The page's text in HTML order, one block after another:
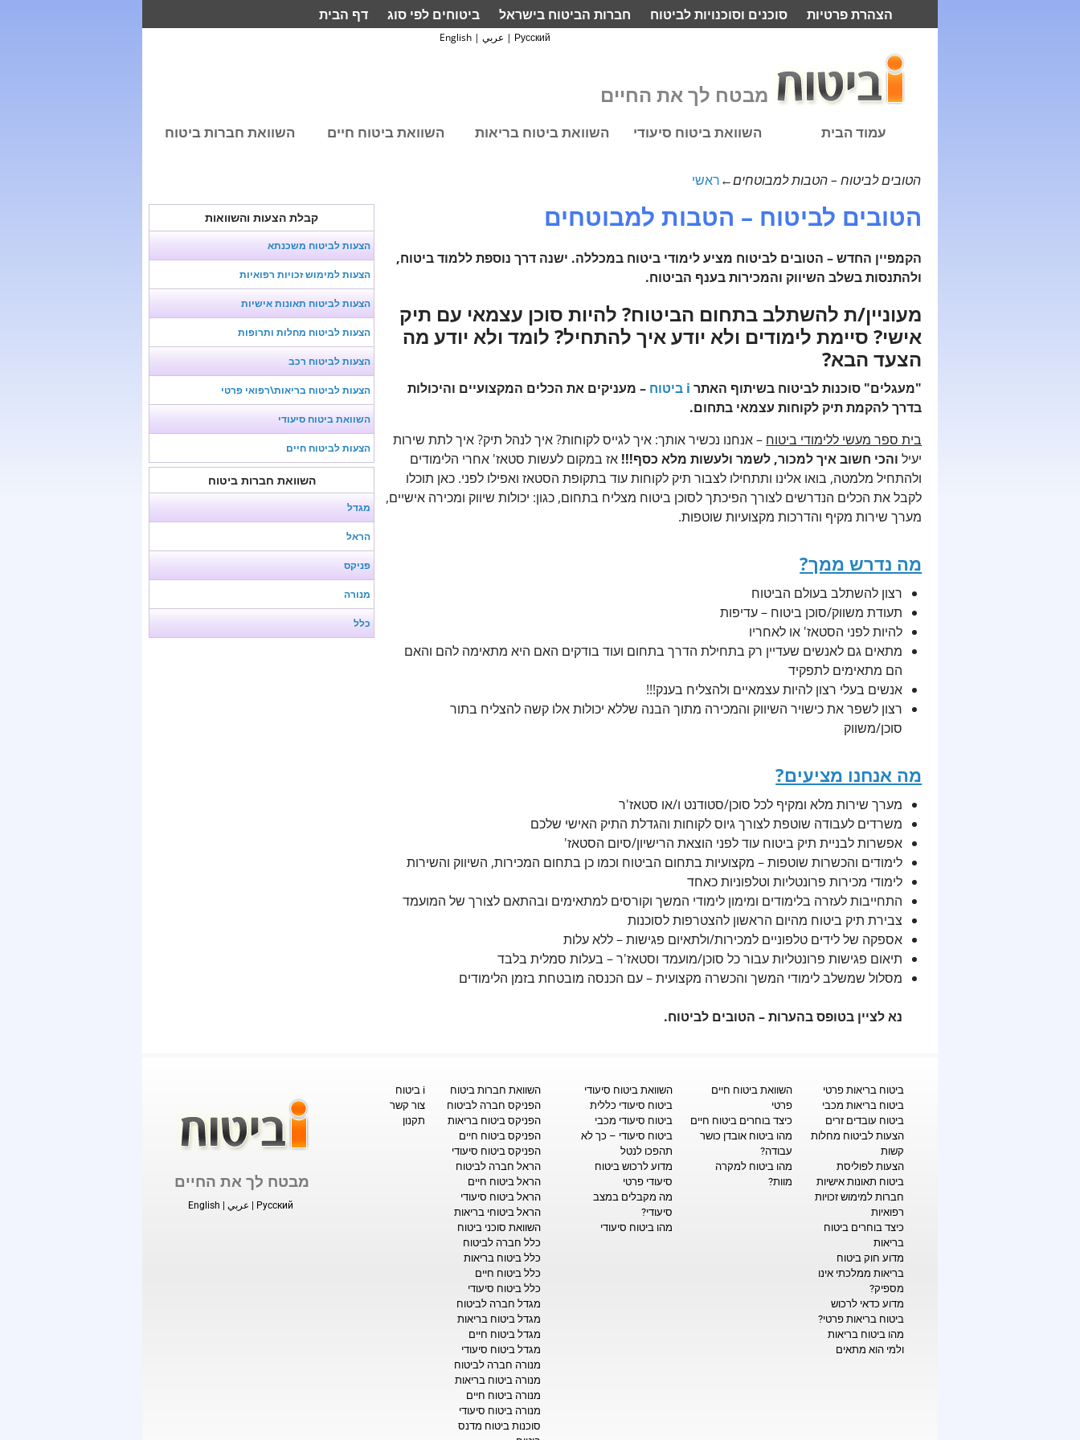
דף הבית ביטוחים לפי סוג חברות הביטוח בישראל סוכנים וסוכנויות לביטוח הצהרת פרטיות
מבטח לך את החיים
Русский
| عربي |
English
עמוד הבית השוואת ביטוח סיעודי השוואת ביטוח בריאות השוואת ביטוח חיים השוואת חברות ביטוח
הטובים לביטוח – הטבות למבוטחים←ראשי
הטובים לביטוח – הטבות למבוטחים
הקמפיין החדש – הטובים לביטוח מציע לימודי ביטוח במכללה. ישנה דרך נוספת ללמוד ביטוח,
ולהתנסות בשלב השיווק והמכירות בענף הביטוח.
מעוניין/ת להשתלב בתחום הביטוח? להיות סוכן עצמאי עם תיק
אישי? סיימת לימודים ולא יודע איך להתחיל? לומד ולא יודע מה
הצעד הבא?
"מעגלים" סוכנות לביטוח בשיתוף האתר i ביטוח
– מעניקים את הכלים המקצועיים והיכולות
בדרך להקמת תיק לקוחות עצמאי בתחום.
בית ספר מעשי ללימודי ביטוח – אנחנו נכשיר אותך: איך לגייס לקוחות? איך לנהל תיק? איך לתת שירות
יעיל והכי חשוב איך למכור, לשמר ולעשות מלא כסף!!! אז במקום לעשות סטאז' אחרי הלימודים
ולהתחיל מלמטה, בואו אלינו ותתחילו לצבור תיק לקוחות עוד בתקופת הסטאז ואפילו לפני. כאן תוכלו
לקבל את הכלים הנדרשים לצורך הפיכתך לסוכן ביטוח מצליח בתחום, כגון: יכולות שיווק ומכירה אישיים,
מערך שירות מקיף והדרכות מקצועיות שוטפות.
מה נדרש ממך?
רצון להשתלב בעולם הביטוח
תעודת משווק/סוכן ביטוח – עדיפות
להיות לפני הסטאז' או לאחריו
מתאים גם לאנשים שעדיין רק בתחילת הדרך בתחום ועוד בודקים האם היא מתאימה להם והאם
הם מתאימים לתפקיד
אנשים בעלי רצון להיות עצמאיים ולהצליח בענק!!!
רצון לשפר את כישויר השיווק והמכירה מתוך הבנה שללא יכולות אלו קשה להצליח בתור
סוכן/משווק
מה אנחנו מציעים?
מערך שירות מלא ומקיף לכל סוכן/סטודנט ו/או סטאז'ר
משרדים לעבודה שוטפת לצורך גיוס לקוחות והגדלת התיק האישי שלכם
אפשרות לבניית תיק ביטוח עוד לפני הוצאת הרישיון/סיום הסטאז'
לימודים והכשרות שוטפות – מקצועיות בתחום הביטוח וכמו כן בתחום המכירות, השיווק והשירות
לימודי מכירות פרונטליות וטלפוניות כאחד
התחייבות לעזרה בלימודים ומימון לימודי המשך וקורסים למתאימים ובהתאם לצורך של המועמד
צבירת תיק ביטוח מהיום הראשון להצטרפות לסוכנות
אספקה של לידים טלפוניים למכירות/ולתאיום פגישות – ללא עלות
תיאום פגישות פרונטליות עבור כל סוכן/מועמד וסטאז'ר – בעלות סמלית בלבד
מסלול שמשלב לימודי המשך והכשרה מקצועית – עם הכנסה מובטחת בזמן הלימודים
נא לציין בטופס בהערות – הטובים לביטוח.
קבלת הצעות והשוואות
הצעות לביטוח משכנתא
הצעות למימוש זכויות רפואיות
הצעות לביטוח תאונות אישיות
הצעות לביטוח מחלות ותרופות
הצעות לביטוח רכב
הצעות לביטוח בריאות\רפואי פרטי
השוואת ביטוח סיעודי
הצעות לביטוח חיים
השוואת חברות ביטוח
מגדל
הראל
פניקס
מנורה
כלל
ביטוח בריאות פרטי
ביטוח בריאות מכבי
ביטוח עובדים זרים
הצעות לביטוח מחלות
קשות
הצעות לפוליסת
ביטוח תאונות אישיות
חברות למימוש זכויות
רפואיות
כיצד בוחרים ביטוח
בריאות
מדוע חוק ביטוח
בריאות ממלכתי אינו
מספיק?
מדוע כדאי לרכוש
ביטוח בריאות פרטי?
מהו ביטוח בריאות
ולמי הוא מתאים
השוואת ביטוח חיים
פרטי
כיצד בוחרים ביטוח חיים
מהו ביטוח אובדן כושר
עבודה?
מהו ביטוח למקרה
מוות?
השוואת ביטוח סיעודי
ביטוח סיעודי כללית
ביטוח סיעודי מכבי
ביטוח סיעודי – כך לא
תהפכו לנטל
מדוע לרכוש ביטוח
סיעודי פרטי
מה מקבלים במצב
סיעודי?
מהו ביטוח סיעודי
השוואת חברות ביטוח
הפניקס חברה לביטוח
הפניקס ביטוח בריאות
הפניקס ביטוח חיים
הפניקס ביטוח סיעודי
הראל חברה לביטוח
הראל ביטוח חיים
הראל ביטוח סיעודי
הראל ביטוחי בריאות
השוואת סוכני ביטוח
כלל חברה לביטוח
כלל ביטוח בריאות
כלל ביטוח חיים
כלל ביטוח סיעודי
מגדל חברה לביטוח
מגדל ביטוח בריאות
מגדל ביטוח חיים
מגדל ביטוח סיעודי
מנורה חברה לביטוח
מנורה ביטוח בריאות
מנורה ביטוח חיים
מנורה ביטוח סיעודי
סוכנות ביטוח מדנס
i ביטוח
צור קשר
תקנון
מבטח לך את החיים
Русский
| عربي |
English